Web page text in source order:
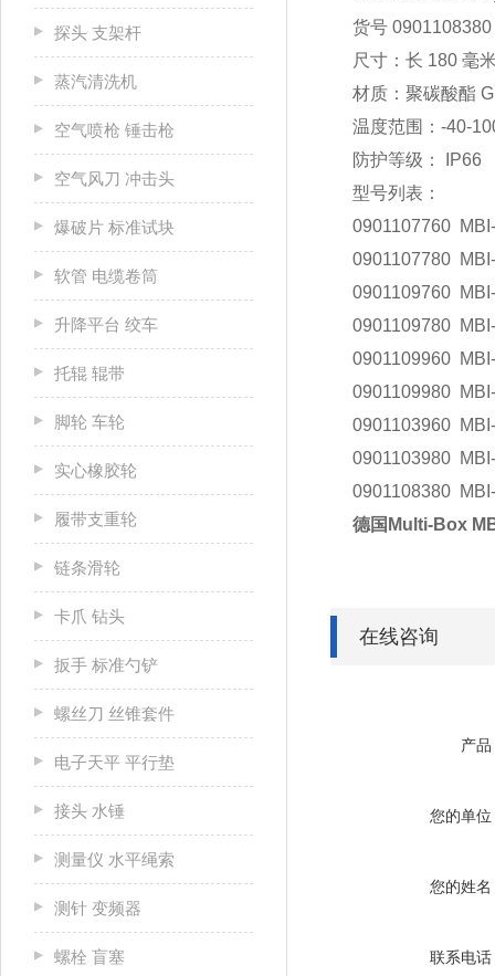
探头 支架杆
蒸汽清洗机
空气喷枪 锤击枪
空气风刀 冲击头
爆破片 标准试块
软管 电缆卷筒
升降平台 绞车
托辊 辊带
脚轮 车轮
实心橡胶轮
履带支重轮
链条滑轮
卡爪 钻头
扳手 标准勺铲
螺丝刀 丝锥套件
电子天平 平行垫
接头 水锤
测量仪 水平绳索
测针 变频器
螺栓 盲塞
货号 0901108380
尺寸：长 180 毫
材质：聚碳酸酯
温度范围：-40-
防护等级： IP66
型号列表：
0901107760
0901107780
0901109760
0901109780
0901109960
0901109980
0901103960
0901103980
0901108380
德国Multi-Box
在线咨询
产品
您的单位
您的姓名
联系电话